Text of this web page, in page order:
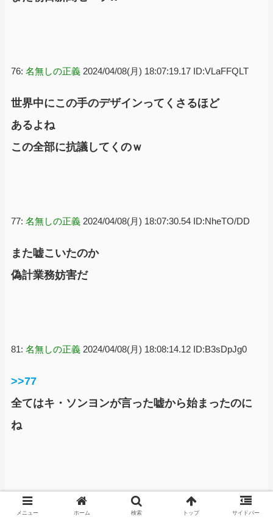
76: 名無しの正義 2024/04/08(月) 18:07:19.17 ID:VLaFFQLT
世界中にこの手のデザインってくさるほど
あるよね
この全部に抗議してくのｗ
77: 名無しの正義 2024/04/08(月) 18:07:30.54 ID:NheTO/DD
また嘘こいたのか
偽計業務妨害だ
81: 名無しの正義 2024/04/08(月) 18:08:14.12 ID:B3sDpJg0
>>77
全てはキ・ソンヨンが言った嘘から始まったのに
ね
80:名無しの正義 2024/04/08(月) 18:08:12.46 ID:0o7L4HfU
メニュー ホーム 検索 トップ サイドバー